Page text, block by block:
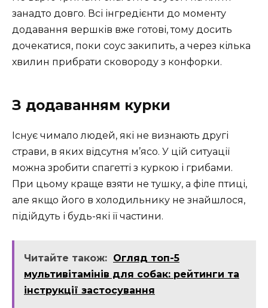
занадто довго. Всі інгредієнти до моменту
додавання вершків вже готові, тому досить
дочекатися, поки соус закипить, а через кілька
хвилин прибрати сковороду з конфорки.
З додаванням курки
Існує чимало людей, які не визнають другі
страви, в яких відсутня м’ясо. У цій ситуації
можна зробити спагетті з куркою і грибами.
При цьому краще взяти не тушку, а філе птиці,
але якщо його в холодильнику не знайшлося,
підійдуть і будь-які її частини.
Читайте також: Огляд топ-5
мультивітамінів для собак: рейтинги та
інструкції застосування